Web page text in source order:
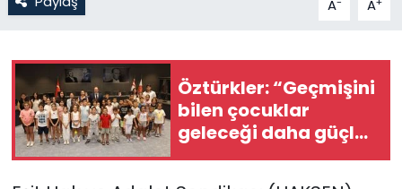
A A
Öztürkler: “Geçmişini
bilen çocuklar
geleceği daha güçlü
inşa eder”
Teknoloji
TÜRKiYE